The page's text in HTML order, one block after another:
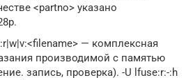
<partno> указано
— комплексная
производимой с памятью
запись, проверка). -U lfuse:r:-:h